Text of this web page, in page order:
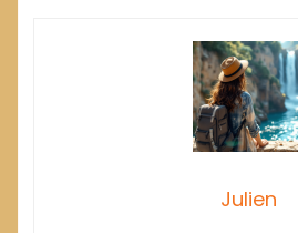
Julien